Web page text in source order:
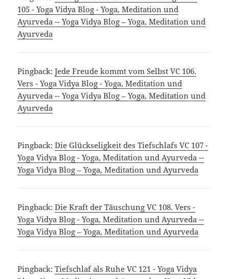
105 - Yoga Vidya Blog - Yoga, Meditation und
Ayurveda -- Yoga Vidya Blog – Yoga, Meditation und
Ayurveda
Pingback:Jede Freude kommt vom Selbst VC 106.
Vers - Yoga Vidya Blog - Yoga, Meditation und
Ayurveda -- Yoga Vidya Blog – Yoga, Meditation und
Ayurveda
Pingback:Die Glückseligkeit des Tiefschlafs VC 107 -
Yoga Vidya Blog - Yoga, Meditation und Ayurveda --
Yoga Vidya Blog – Yoga, Meditation und Ayurveda
Pingback:Die Kraft der Täuschung VC 108. Vers -
Yoga Vidya Blog - Yoga, Meditation und Ayurveda --
Yoga Vidya Blog – Yoga, Meditation und Ayurveda
Pingback:Tiefschlaf als Ruhe VC 121 - Yoga Vidya